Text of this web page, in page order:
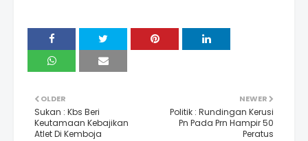
NEWER
Politik : Rundingan Kerusi
Pn Pada Prn Hampir 50
Peratus
OLDER
Sukan : Kbs Beri
Keutamaan Kebajikan
Atlet Di Kemboja